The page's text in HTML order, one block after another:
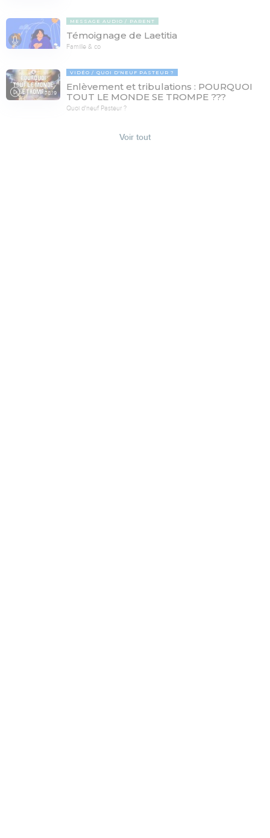
MESSAGE AUDIO PARENT
Témoignage de Laetitia
Famille & co
78:19
VIDÉO QUOI D'NEUF PASTEUR ?
Enlèvement et tribulations : POURQUOI
TOUT LE MONDE SE TROMPE ???
Quoi d'neuf Pasteur ?
Voir tout